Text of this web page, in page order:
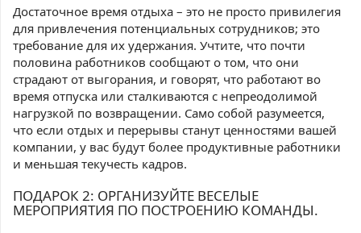
Достаточное время отдыха – это не просто привилегия
для привлечения потенциальных сотрудников; это
требование для их удержания. Учтите, что почти
половина работников сообщают о том, что они
страдают от выгорания, и говорят, что работают во
время отпуска или сталкиваются с непреодолимой
нагрузкой по возвращении. Само собой разумеется,
что если отдых и перерывы станут ценностями вашей
компании, у вас будут более продуктивные работники
и меньшая текучесть кадров.
ПОДАРОК 2: ОРГАНИЗУЙТЕ ВЕСЕЛЫЕ
МЕРОПРИЯТИЯ ПО ПОСТРОЕНИЮ КОМАНДЫ.